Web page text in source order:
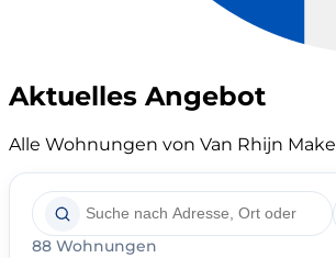
Aktuelles Angebot
Alle Wohnungen von Van Rhijn
88 Wohnungen